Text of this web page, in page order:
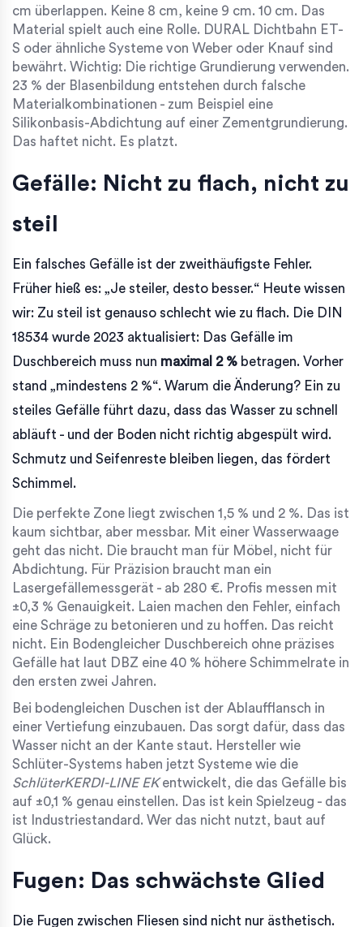
cm überlappen. Keine 8 cm, keine 9 cm. 10 cm. Das
Material spielt auch eine Rolle. DURAL Dichtbahn ET-
S oder ähnliche Systeme von Weber oder Knauf sind
bewährt. Wichtig: Die richtige Grundierung verwenden.
23 % der Blasenbildung entstehen durch falsche
Materialkombinationen - zum Beispiel eine
Silikonbasis-Abdichtung auf einer Zementgrundierung.
Das haftet nicht. Es platzt.
Gefälle: Nicht zu flach, nicht zu
steil
Ein falsches Gefälle ist der zweithäufigste Fehler.
Früher hieß es: „Je steiler, desto besser.“ Heute wissen
wir: Zu steil ist genauso schlecht wie zu flach. Die DIN
18534 wurde 2023 aktualisiert: Das Gefälle im
Duschbereich muss nun maximal 2 % betragen. Vorher
stand „mindestens 2 %“. Warum die Änderung? Ein zu
steiles Gefälle führt dazu, dass das Wasser zu schnell
abläuft - und der Boden nicht richtig abgespült wird.
Schmutz und Seifenreste bleiben liegen, das fördert
Schimmel.
Die perfekte Zone liegt zwischen 1,5 % und 2 %. Das ist
kaum sichtbar, aber messbar. Mit einer Wasserwaage
geht das nicht. Die braucht man für Möbel, nicht für
Abdichtung. Für Präzision braucht man ein
Lasergefällemessgerät - ab 280 €. Profis messen mit
±0,3 % Genauigkeit. Laien machen den Fehler, einfach
eine Schräge zu betonieren und zu hoffen. Das reicht
nicht. Ein Bodengleicher Duschbereich ohne präzises
Gefälle hat laut DBZ eine 40 % höhere Schimmelrate in
den ersten zwei Jahren.
Bei bodengleichen Duschen ist der Ablaufflansch in
einer Vertiefung einzubauen. Das sorgt dafür, dass das
Wasser nicht an der Kante staut. Hersteller wie
Schlüter-Systems haben jetzt Systeme wie die
SchlüterKERDI-LINE EKentwickelt, die das Gefälle bis
auf ±0,1 % genau einstellen. Das ist kein Spielzeug - das
ist Industriestandard. Wer das nicht nutzt, baut auf
Glück.
Fugen: Das schwächste Glied
Die Fugen zwischen Fliesen sind nicht nur ästhetisch.